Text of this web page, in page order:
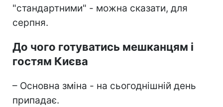
"стандартними" - можна сказати, для
серпня.
До чого готуватись мешканцям і
гостям Києва
– Основна зміна - на сьогоднішній день
припадає.